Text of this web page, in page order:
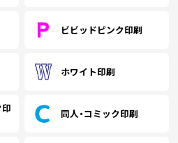
ビビッドピンク印刷
ホワイト印刷
同人・コミック印刷